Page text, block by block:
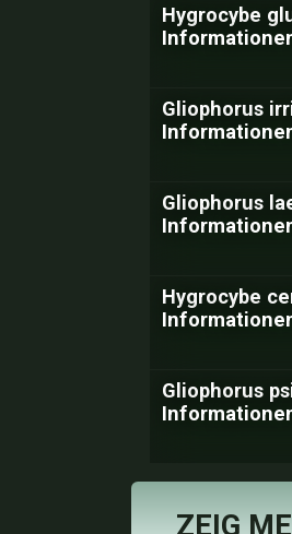
Hygrocybe
Gliophorus
Gliophorus
Hygrocybe
Gliophorus
ZEIG